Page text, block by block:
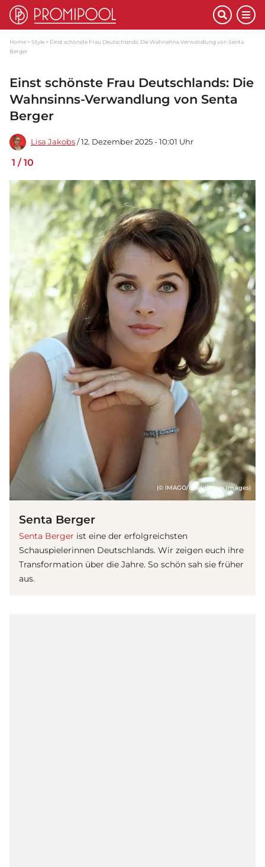
Home Style
Einst schönste Frau Deutschlands: Die Wahnsinns-Verwandlung von Senta
Berger
Einst schönste Frau Deutschlands: Die
Wahnsinns-Verwandlung von Senta
Berger
Lisa Jakobs / 12. Dezember 2025 - 10:01 Uhr
1 /10
(© IMAGO/Bridgeman Images)
Senta Berger
Senta Berger ist eine der erfolgreichsten
Schauspielerinnen Deutschlands. Wir zeigen euch ihre
Transformation über die Jahre. So schön sah sie früher
aus.